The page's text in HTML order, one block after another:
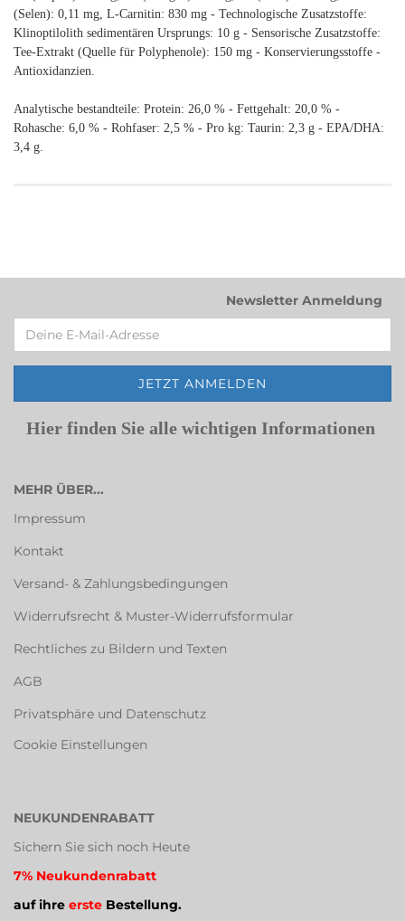
(Selen): 0,11 mg, L-Carnitin: 830 mg - Technologische Zusatzstoffe:
Klinoptilolith sedimentären Ursprungs: 10 g - Sensorische Zusatzstoffe:
Tee-Extrakt (Quelle für Polyphenole): 150 mg - Konservierungsstoffe -
Antioxidanzien.
Analytische bestandteile: Protein: 26,0 % - Fettgehalt: 20,0 % -
Rohasche: 6,0 % - Rohfaser: 2,5 % - Pro kg: Taurin: 2,3 g - EPA/DHA:
3,4 g.
Newsletter Anmeldung
Hier finden Sie alle wichtigen Informationen
MEHR ÜBER...
Impressum
Kontakt
Versand- & Zahlungsbedingungen
Widerrufsrecht & Muster-Widerrufsformular
Rechtliches zu Bildern und Texten
AGB
Privatsphäre und Datenschutz
Cookie Einstellungen
NEUKUNDENRABATT
Sichern Sie sich noch Heute
7% Neukundenrabatt
auf ihre erste Bestellung.